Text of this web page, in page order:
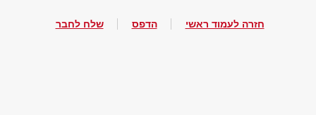
חזרה לעמוד ראשי הדפס שלח לחבר